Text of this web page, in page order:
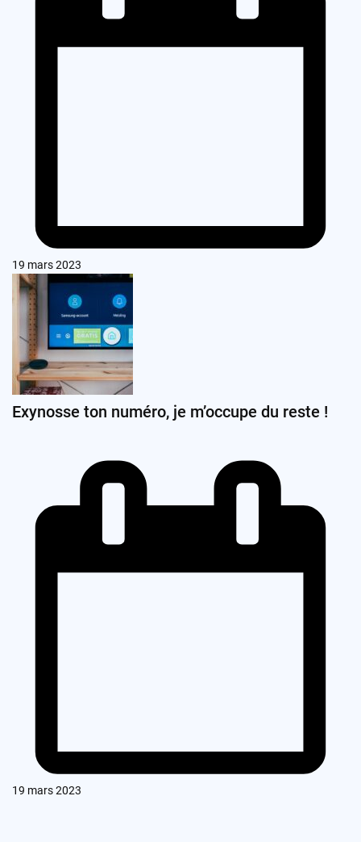
19 mars 2023
Exynosse ton numéro, je m’occupe du reste !
19 mars 2023